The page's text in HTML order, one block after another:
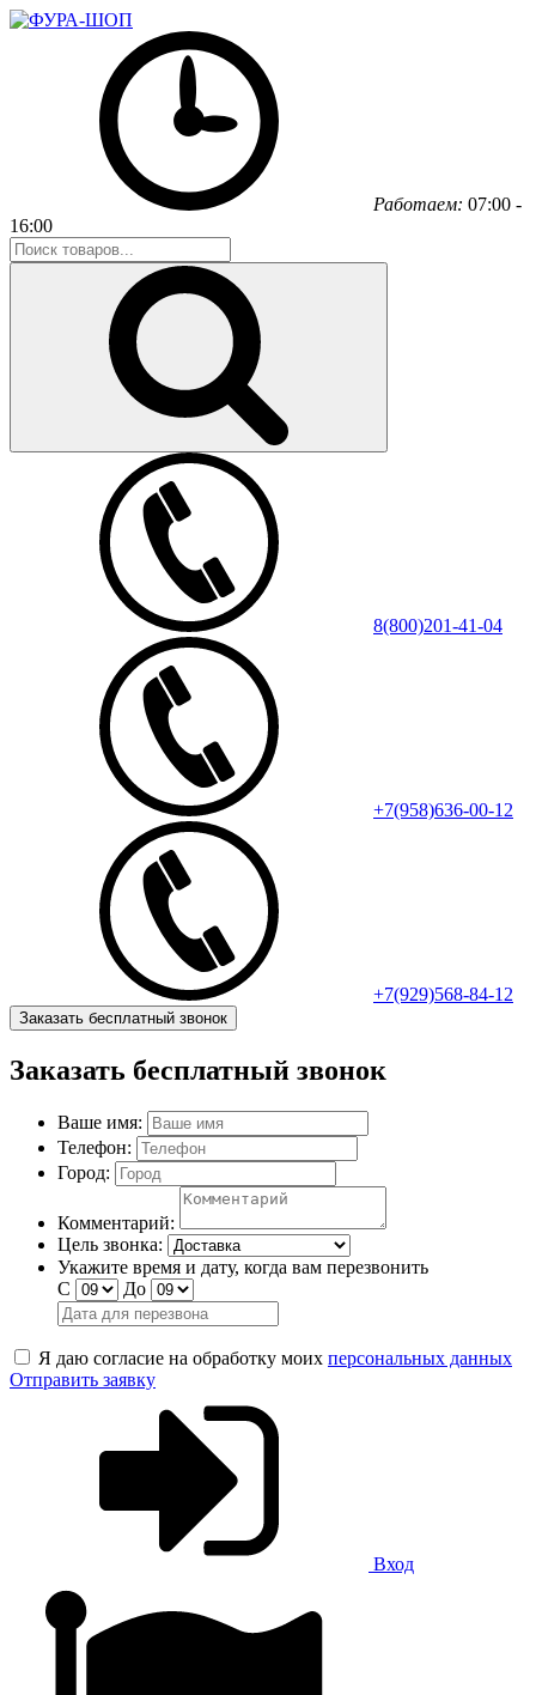
Работаем: 07:00 -
16:00
8(800)201-41-04
+7(958)636-00-12
+7(929)568-84-12
Заказать бесплатный звонок
Заказать бесплатный звонок
Ваше имя:
Телефон:
Город:
Комментарий:
Цель звонка:
Укажите время и дату, когда вам перезвонить
С
До
Я даю согласие на обработку моих персональных данных
Отправить заявку
Вход